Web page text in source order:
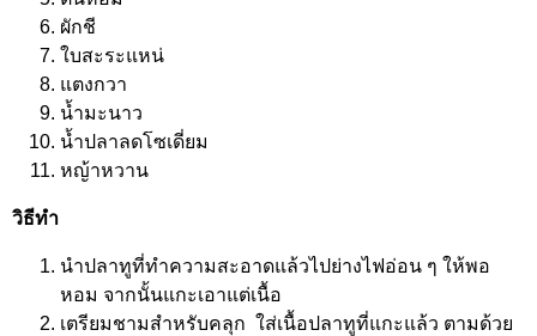
ผักชี
ใบสะระแหน่
แตงกวา
น้ำมะนาว
น้ำปลาลดโซเดี่ยม
หญ้าหวาน
วิธีทำ
นำปลาทูที่ทำความสะอาดแล้วไปย่างไฟอ่อน ๆ ให้พอ
หอม จากนั้นแกะเอาแต่เนื้อ
เตรียมชามสำหรับคลุก ใส่เนื้อปลาทูที่แกะแล้ว ตามด้วย